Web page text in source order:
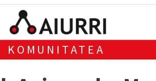
KOMUNITATEA